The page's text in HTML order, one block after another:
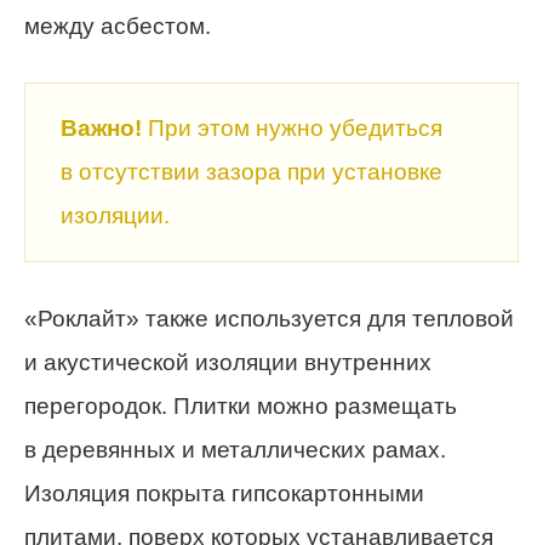
между асбестом.
Важно! При этом нужно убедиться
в отсутствии зазора при установке
изоляции.
«Роклайт» также используется для тепловой
и акустической изоляции внутренних
перегородок. Плитки можно размещать
в деревянных и металлических рамах.
Изоляция покрыта гипсокартонными
плитами, поверх которых устанавливается